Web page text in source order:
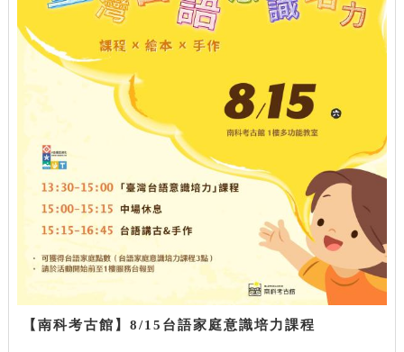
【南科考古館】8/15台語家庭意識培力課程